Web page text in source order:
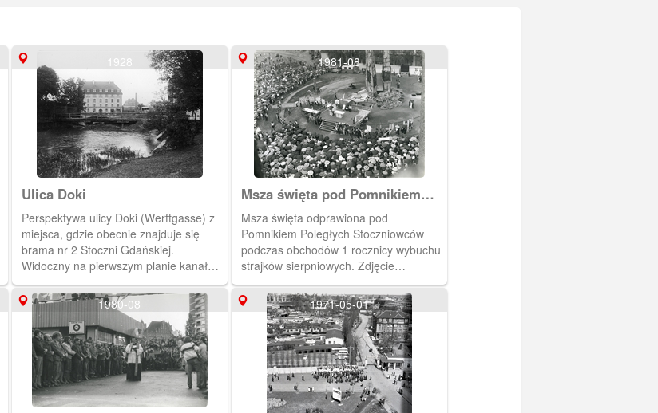
1928
Ulica Doki
Perspektywa ulicy Doki (Werftgasse) z
miejsca, gdzie obecnie znajduje się
brama nr 2 Stoczni Gdańskiej.
Widoczny na pierwszym planie kanał
uległ później zasypaniu. Widoczny za
mostkiem budynek mieszkalny, ze
sklepem kolonialnym na rogu, już nie
istnieje. Natomiast istnieje, widoczny w
głębi, duży budynek z czerwonej cegły,
obecnie przychodnia lekarska przy ulicy
Wałowej 27 (Wallgasse), dawniej Kasa
Chorych. (1928)
1981-08
Msza święta pod Pomnikiem
Stoczniowców
Msza święta odprawiona pod
Pomnikiem Poległych Stoczniowców
podczas obchodów 1 rocznicy wybuchu
strajków sierpniowych. Zdjęcie
wykonano z budynku przy ul. Doki.
Autor: Marek Kaliszczak
1980-08 1971-05-01